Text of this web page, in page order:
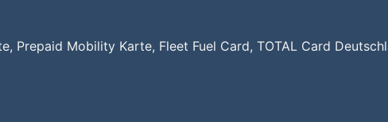
Prepaid Mobility Karte, Fleet Fuel Card, TOTAL Card